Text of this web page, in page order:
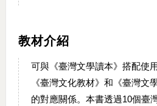
教材介紹
可與《臺灣文學讀本》搭配使
《臺灣文化教材》和《臺灣文
的對應關係。本書透過10個臺